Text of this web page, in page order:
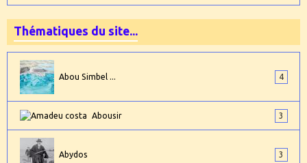
Thématiques du site...
Abou Simbel ... 4
Abousir 3
Abydos 3